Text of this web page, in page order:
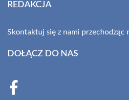
REDAKCJA
Skontaktuj się z nami przechodząc
DOŁĄCZ DO NAS